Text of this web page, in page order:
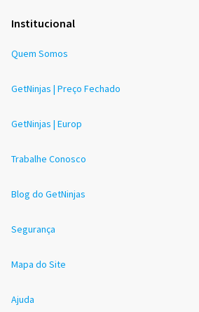
Institucional
Quem Somos
GetNinjas | Preço Fechado
GetNinjas | Europ
Trabalhe Conosco
Blog do GetNinjas
Segurança
Mapa do Site
Ajuda